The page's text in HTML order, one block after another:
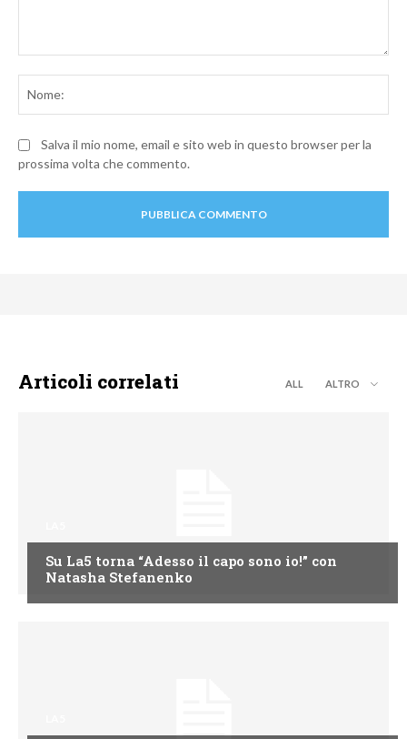
Salva il mio nome, email e sito web in questo browser per la
prossima volta che commento.
Articoli correlati ALL ALTRO
Su La5 torna “Adesso il capo sono io!” con
Natasha Stefanenko